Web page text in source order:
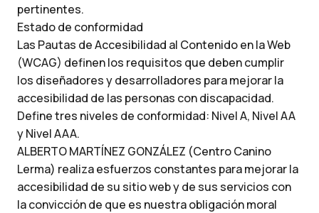
pertinentes.
Estado de conformidad
Las Pautas de Accesibilidad al Contenido en la Web
(WCAG) definen los requisitos que deben cumplir
los diseñadores y desarrolladores para mejorar la
accesibilidad de las personas con discapacidad.
Define tres niveles de conformidad: Nivel A, Nivel AA
y Nivel AAA.
ALBERTO MARTÍNEZ GONZÁLEZ (Centro Canino
Lerma) realiza esfuerzos constantes para mejorar la
accesibilidad de su sitio web y de sus servicios con
la convicción de que es nuestra obligación moral